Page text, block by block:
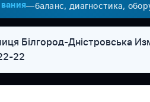
—баланс, диагностика,
Білгород-Дністровська
22